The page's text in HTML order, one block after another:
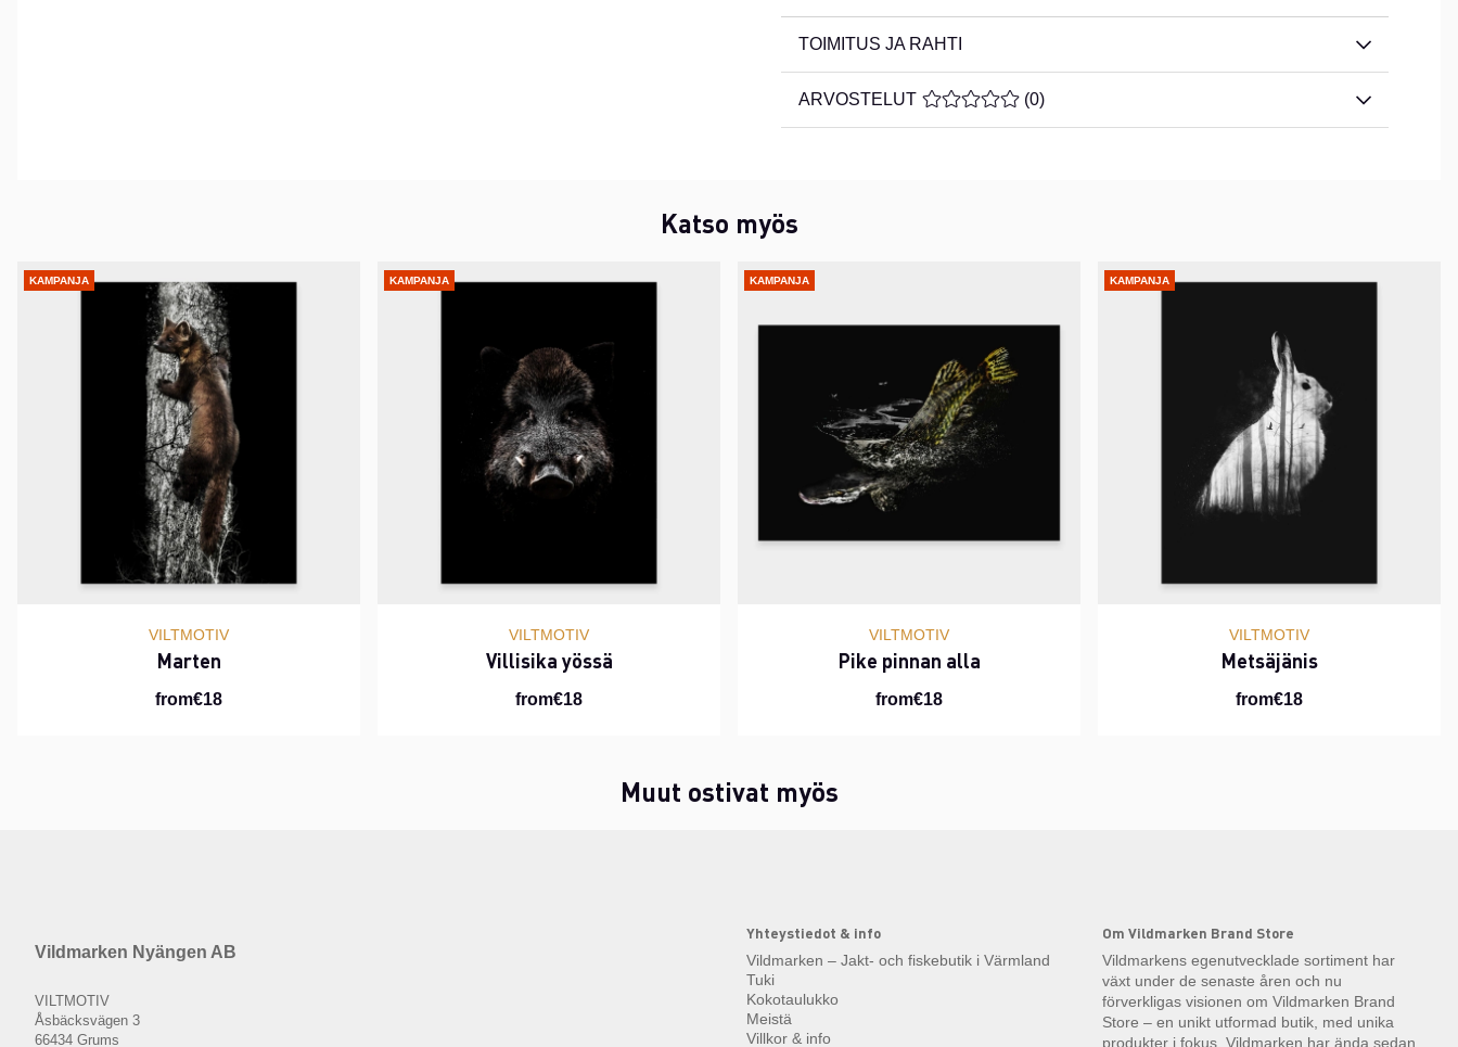
TOIMITUS JA RAHTI
ARVOSTELUT KESKIARVOLUOKITUS 0 / 5 ARVIOIDEN MÄÄRÄ 0
(0)
Katso myös
KAMPANJA
VILTMOTIV
Marten
from€18
KAMPANJA
VILTMOTIV
Villisika yössä
from€18
KAMPANJA
VILTMOTIV
Pike pinnan alla
from€18
KAMPANJA
VILTMOTIV
Metsäjänis
from€18
Muut ostivat myös
Vildmarken Nyängen AB
VILTMOTIV
Åsbäcksvägen 3
66434 Grums
Yhteystiedot & info
Vildmarken – Jakt- och fiskebutik i Värmland
Tuki
Kokotaulukko
Meistä
Villkor & info
Om Vildmarken Brand Store
Vildmarkens egenutvecklade sortiment har
växt under de senaste åren och nu
förverkligas visionen om Vildmarken Brand
Store – en unikt utformad butik, med unika
produkter i fokus. Vildmarken har ända sedan